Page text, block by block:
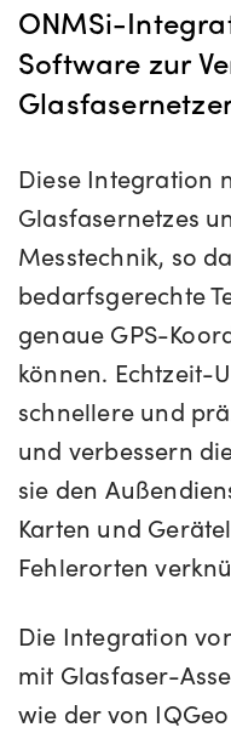
ONMSi-
Software zur
Diese Integration
Glasfasernetzes
Messtechnik, so
bedarfsgerechte
genaue GPS-
können. Echtzeit-
schnellere und
und verbessern
sie den
Karten und
Fehlerorten
Die Integration
mit Glasfaser-
wie der von IQGeo